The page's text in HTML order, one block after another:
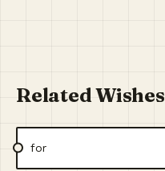
Related Wishes
for